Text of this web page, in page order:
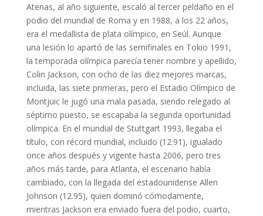
Atenas, al año siguiente, escaló al tercer peldaño en el
podio del mundial de Roma y en 1988, a los 22 años,
era el medallista de plata olímpico, en Seúl. Aunque
una lesión lo apartó de las semifinales en Tokio 1991,
la temporada olímpica parecía tener nombre y apellido,
Colin Jackson, con ocho de las diez mejores marcas,
incluida, las siete primeras, pero el Estadio Olímpico de
Montjuic le jugó una mala pasada, siendo relegado al
séptimo puesto, se escapaba la segunda oportunidad
olímpica. En el mundial de Stuttgart 1993, llegaba el
título, con récord mundial, incluido (12.91), igualado
once años después y vigente hasta 2006, pero tres
años más tarde, para Atlanta, el escenario había
cambiado, con la llegada del estadounidense Allen
Johnson (12.95), quien dominó cómodamente,
mientras Jackson era enviado fuera del podio, cuarto,